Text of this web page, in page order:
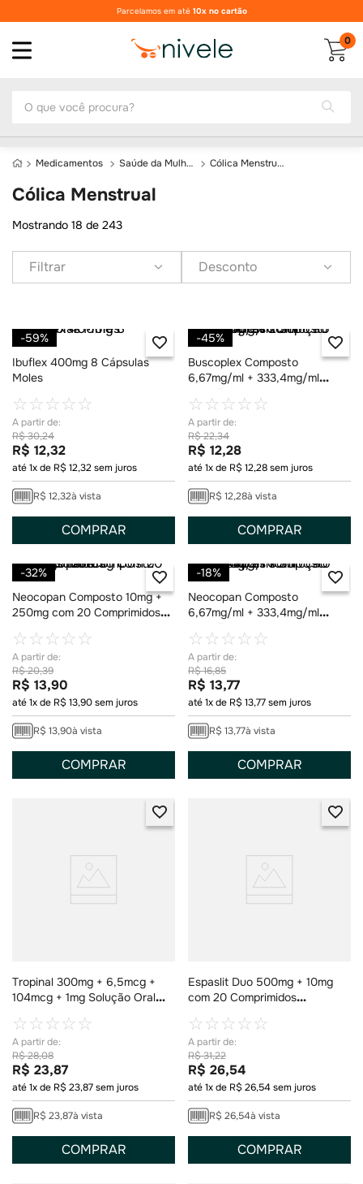
Parcelamos em até 10x no cartão
0
Medicamentos Saúde da Mulher Cólica Menstrual
Cólica Menstrual
Mostrando 18 de 243
Filtrar Desconto
-59%
Ibuflex 400mg 8 Cápsulas
Moles
☆☆☆☆☆
R$30,24
R$ 12,32
até1x de R$12,32sem juros
R$ 12,32à vista
COMPRAR
-45%
Buscoplex Composto
6,67mg/ml + 333,4mg/ml
Solução Oral Gotas 20ml
☆☆☆☆☆
R$22,34
R$ 12,28
até1x de R$12,28sem juros
R$ 12,28à vista
COMPRAR
-32%
Neocopan Composto 10mg +
250mg com 20 Comprimidos
☆☆☆☆☆
R$20,39
R$ 13,90
até1x de R$13,90sem juros
R$ 13,90à vista
COMPRAR
-18%
Neocopan Composto
6,67mg/ml + 333,4mg/ml
Solução Oral Gotas 10ml
☆☆☆☆☆
R$16,85
R$ 13,77
até1x de R$13,77sem juros
R$ 13,77à vista
COMPRAR
Tropinal 300mg + 6,5mcg +
104mcg + 1mg Solução Oral
☆☆☆☆☆
R$28,08
R$ 23,87
até1x de R$23,87sem juros
R$ 23,87à vista
COMPRAR
Espaslit Duo 500mg + 10mg
com 20 Comprimidos
☆☆☆☆☆
R$31,22
R$ 26,54
até1x de R$26,54sem juros
R$ 26,54à vista
COMPRAR